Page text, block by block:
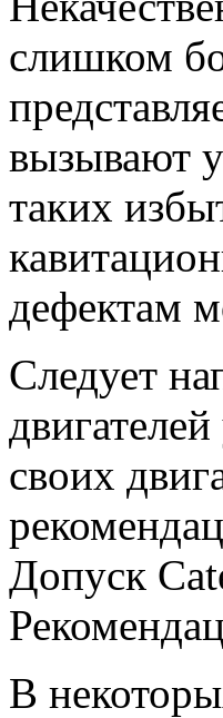
слишком
вызывают
таких
дефектам
Следует
своих
Допуск
В